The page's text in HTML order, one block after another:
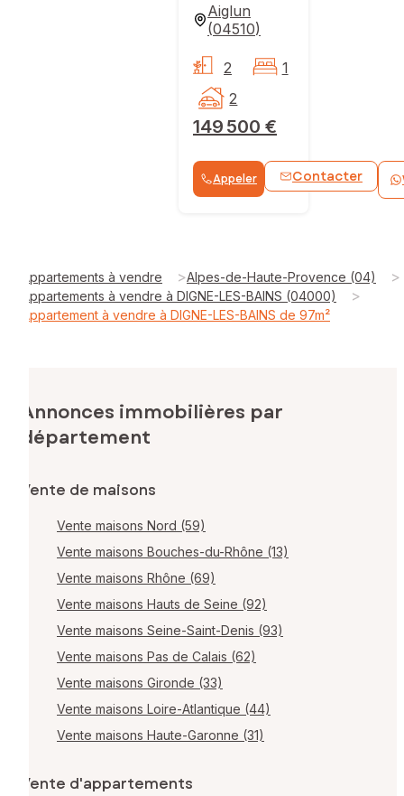
Aiglun
(04510)
149 500 €
2
1
2
Appeler Contacter
Appartements à vendre >Alpes-de-Haute-Provence (04) >
Appartements à vendre à DIGNE-LES-BAINS (04000) >
Appartement à vendre à DIGNE-LES-BAINS de 97m²
Annonces immobilières par
département
Vente de maisons
Vente maisons Nord (59)
Vente maisons Bouches-du-Rhône (13)
Vente maisons Rhône (69)
Vente maisons Hauts de Seine (92)
Vente maisons Seine-Saint-Denis (93)
Vente maisons Pas de Calais (62)
Vente maisons Gironde (33)
Vente maisons Loire-Atlantique (44)
Vente maisons Haute-Garonne (31)
Vente d'appartements